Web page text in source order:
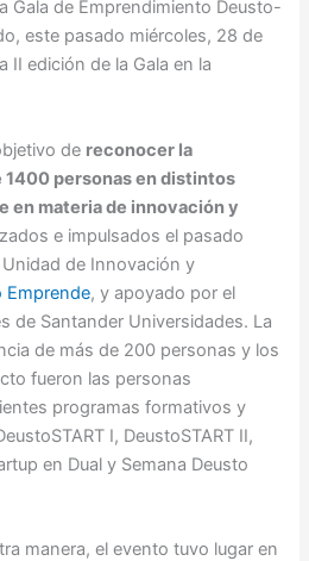
Gala de Emprendimiento Deusto-
este pasado miércoles, 28 de
II edición de la Gala en la
de reconocer la
1400 personas en distintos
en materia de innovación y
e impulsados el pasado
de Innovación y
Emprende, y apoyado por el
de Santander Universidades. La
de más de 200 personas y los
fueron las personas
programas formativos y
I, DeustoSTART II,
en Dual y Semana Deusto
manera, el evento tuvo lugar en